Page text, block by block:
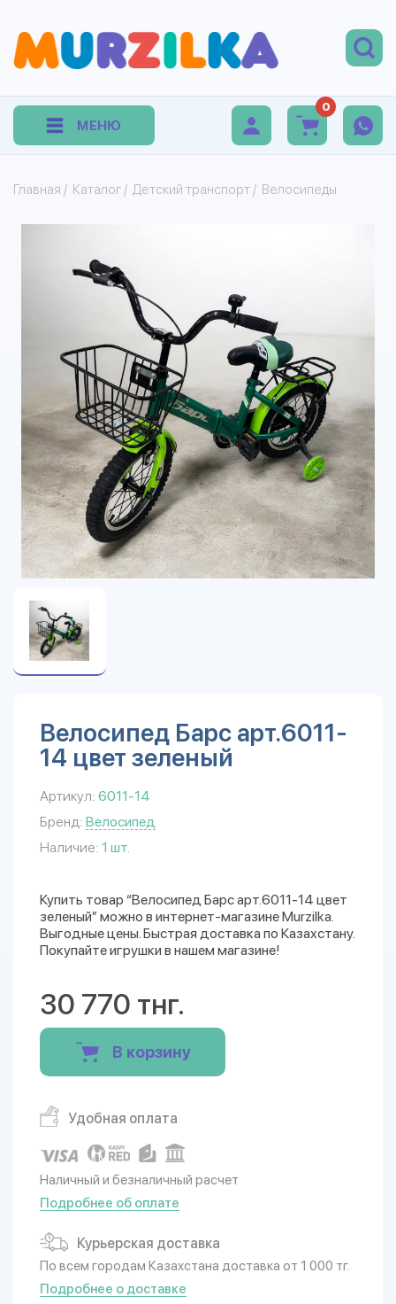
МЕНЮ
0
Главная / Каталог / Детский транспорт / Велосипеды
Велосипед Барс арт.6011-
14 цвет зеленый
Артикул: 6011-14
Бренд: Велосипед
Наличие: 1 шт.
Купить товар “Велосипед Барс арт.6011-14 цвет
зеленый” можно в интернет-магазине Murzilka.
Выгодные цены. Быстрая доставка по Казахстану.
Покупайте игрушки в нашем магазине!
30 770 тнг.
В корзину
Удобная оплата
Наличный и безналичный расчет
Подробнее об оплате
Курьерская доставка
По всем городам Казахстана доставка от 1 000 тг.
Подробнее о доставке